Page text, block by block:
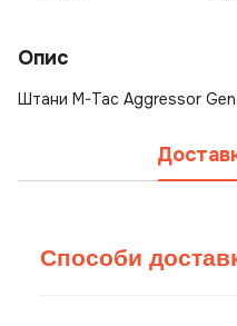
Опис
Штани M-Tac Aggressor
Способи